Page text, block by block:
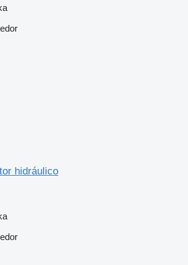
hidráulico